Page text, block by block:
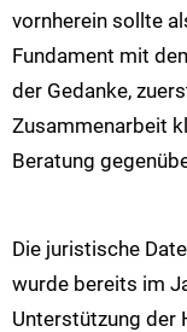
vornherein sollte
Fundament mit
der Gedanke,
Zusammenarbeit
Beratung
Die juristische
wurde bereits im
Unterstützung der